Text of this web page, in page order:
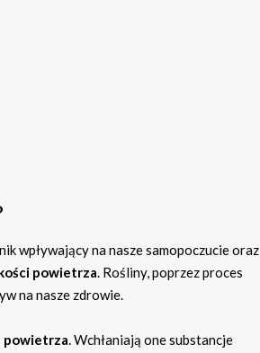
wpływający na nasze samopoczucie oraz
powietrza. Rośliny, poprzez proces
na nasze zdrowie.
powietrza. Wchłaniają one substancje